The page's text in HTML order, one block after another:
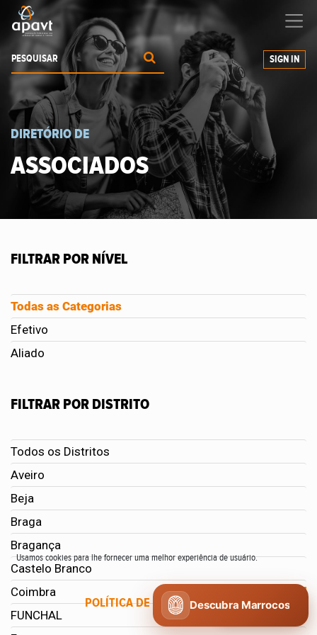
a expandir os seus negócios
SIGN IN
DIRETÓRIO DE
ASSOCIADOS
FILTRAR POR NÍVEL
Todas as Categorias
Efetivo
Aliado
FILTRAR POR DISTRITO
Todos os Distritos
Aveiro
Beja
Braga
Bragança
Castelo Branco
Coimbra
FUNCHAL
Usamos cookies para lhe fornecer uma melhor experiência de usuário.
POLÍTICA DE COOKIES CONCORDO
Descubra Marrocos